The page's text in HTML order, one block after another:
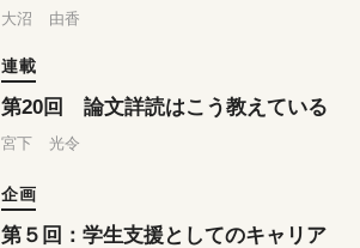
ての看護を伝える
大沼 由香
連載
第20回 論文詳読はこう教えている
宮下 光令
企画
第５回：学生支援としてのキャリア